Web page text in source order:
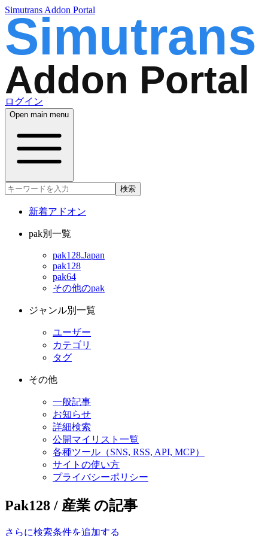
Simutrans Addon Portal
ログイン
Open main menu
検索
新着アドオン
pak別一覧
pak128.Japan
pak128
pak64
その他のpak
ジャンル別一覧
ユーザー
カテゴリ
タグ
その他
一般記事
お知らせ
詳細検索
公開マイリスト一覧
各種ツール（SNS, RSS, API, MCP）
サイトの使い方
プライバシーポリシー
Pak128 / 産業 の記事
さらに検索条件を追加する